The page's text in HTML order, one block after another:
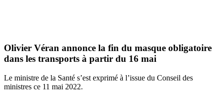
Olivier Véran annonce la fin du masque obligatoire
dans les transports à partir du 16 mai
Le ministre de la Santé s’est exprimé à l’issue du Conseil des
ministres ce 11 mai 2022.